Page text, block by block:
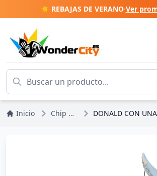
☀️ REBAJAS DE VERANO·Ver
Inicio Chip Y Dale